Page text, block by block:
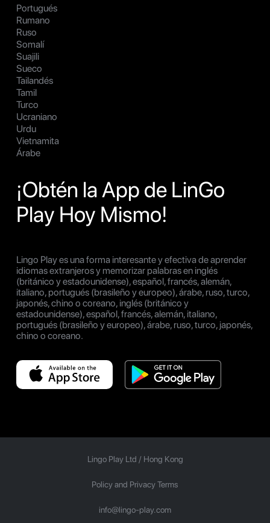
Portugués
Rumano
Ruso
Somalí
Suajili
Sueco
Tailandés
Tamil
Turco
Ucraniano
Urdu
Vietnamita
Árabe
¡Obtén la App de LinGo
Play Hoy Mismo!
Lingo Play es una forma interesante y efectiva de aprender
idiomas extranjeros y memorizar palabras en inglés
(británico y estadounidense), español, francés, alemán,
italiano, portugués (brasileño y europeo), árabe, ruso, turco,
japonés, chino o coreano, inglés (británico y
estadounidense), español, francés, alemán, italiano,
portugués (brasileño y europeo), árabe, ruso, turco, japonés,
chino o coreano.
Lingo Play Ltd / Hong Kong
Policy and Privacy Terms
info@lingo-play.com